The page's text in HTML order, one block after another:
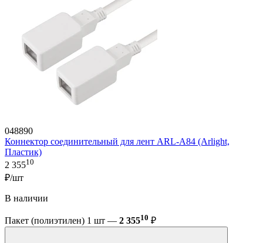
048890
Коннектор соединительный для лент ARL-A84 (Arlight,
Пластик)
2 35510
₽/шт
В наличии
Пакет (полиэтилен) 1 шт — 2 35510 ₽